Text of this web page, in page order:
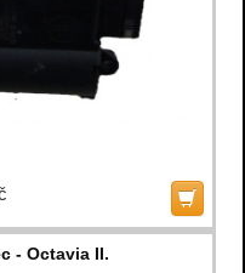
- Octavia II.